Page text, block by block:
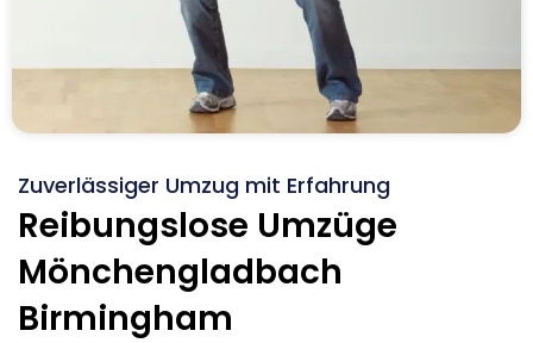
Zuverlässiger Umzug mit Erfahrung
Reibungslose Umzüge
Mönchengladbach
Birmingham